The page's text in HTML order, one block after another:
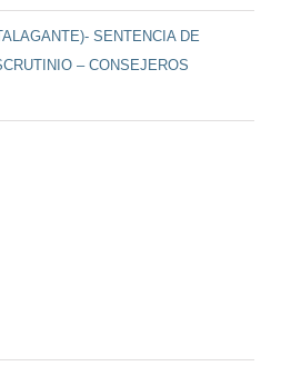
SENTENCIA DE
– CONSEJEROS